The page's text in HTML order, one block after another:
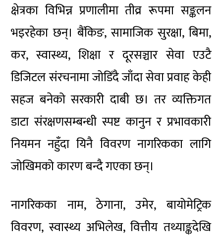
क्षेत्रका विभिन्न प्रणालीमा तीव्र रूपमा सङ्कलन
भइरहेका छन्। बैंकिङ, सामाजिक सुरक्षा, बिमा,
कर, स्वास्थ्य, शिक्षा र दूरसञ्चार सेवा एउटै
डिजिटल संरचनामा जोडिँदै जाँदा सेवा प्रवाह केही
सहज बनेको सरकारी दाबी छ। तर व्यक्तिगत
डाटा संरक्षणसम्बन्धी स्पष्ट कानुन र प्रभावकारी
नियमन नहुँदा यिनै विवरण नागरिकका लागि
जोखिमको कारण बन्दै गएका छन्।
नागरिकका नाम, ठेगाना, उमेर, बायोमेट्रिक
विवरण, स्वास्थ्य अभिलेख, वित्तीय तथ्याङ्कदेखि